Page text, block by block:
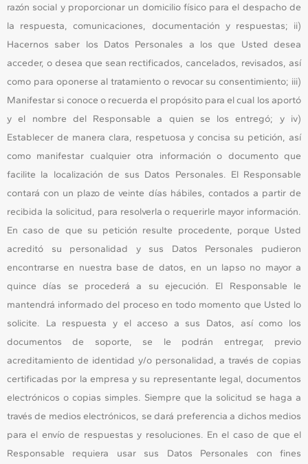
razón social y proporcionar un domicilio físico para el despacho de
la respuesta, comunicaciones, documentación y respuestas; ii)
Hacernos saber los Datos Personales a los que Usted desea
acceder, o desea que sean rectificados, cancelados, revisados, así
como para oponerse al tratamiento o revocar su consentimiento; iii)
Manifestar si conoce o recuerda el propósito para el cual los aportó
y el nombre del Responsable a quien se los entregó; y iv)
Establecer de manera clara, respetuosa y concisa su petición, así
como manifestar cualquier otra información o documento que
facilite la localización de sus Datos Personales. El Responsable
contará con un plazo de veinte días hábiles, contados a partir de
recibida la solicitud, para resolverla o requerirle mayor información.
En caso de que su petición resulte procedente, porque Usted
acreditó su personalidad y sus Datos Personales pudieron
encontrarse en nuestra base de datos, en un lapso no mayor a
quince días se procederá a su ejecución. El Responsable le
mantendrá informado del proceso en todo momento que Usted lo
solicite. La respuesta y el acceso a sus Datos, así como los
documentos de soporte, se le podrán entregar, previo
acreditamiento de identidad y/o personalidad, a través de copias
certificadas por la empresa y su representante legal, documentos
electrónicos o copias simples. Siempre que la solicitud se haga a
través de medios electrónicos, se dará preferencia a dichos medios
para el envío de respuestas y resoluciones. En el caso de que el
Responsable requiera usar sus Datos Personales con fines